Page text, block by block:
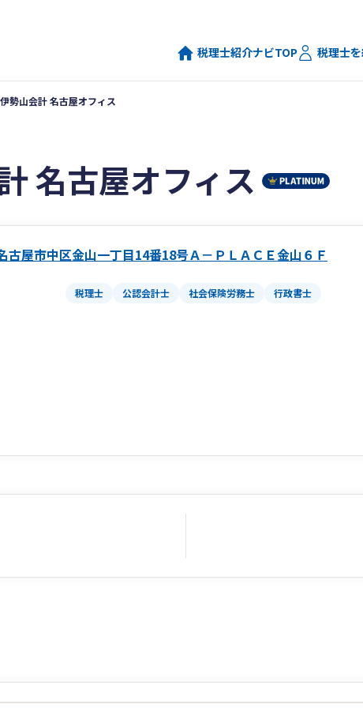
税理士紹介ナビTOP 税理士
勢山会計 名古屋オフィス
名古屋オフィス
古屋市中区金山一丁目14番18号Ａ－ＰＬＡＣＥ金山６Ｆ
税理士 公認会計士 社会保険労務士 行政書士